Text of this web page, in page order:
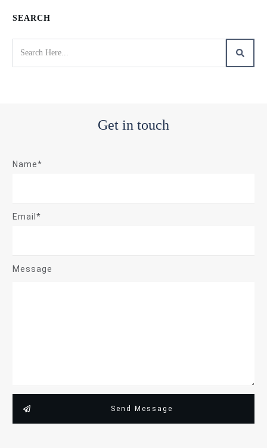
SEARCH
Get in touch
Name*
Email*
Message
Send Message